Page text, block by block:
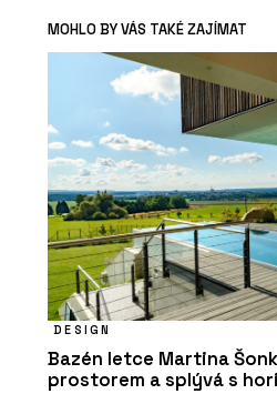
MOHLO BY VÁS TAKÉ ZAJÍMAT
DESIGN
Bazén letce Martina
prostorem a splývá s